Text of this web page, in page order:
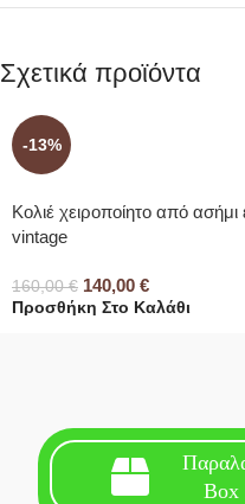
Σχετικά προϊόντα
-13%
Κολιέ χειροποίητο από
vintage
160,00€ 140,00 €
Προσθήκη Στο Καλάθι
Box